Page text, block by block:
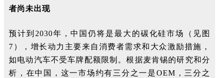
者尚未出现
预计到2030年，中国仍将是最大的碳化硅市场（见图
7），增长动力主要来自消费者需求和大众激励措施，
如电动汽车不受车牌配额限制。根据麦肯锡的研究和分
析，在中国，这一市场约有三分之一是OEM，三分之